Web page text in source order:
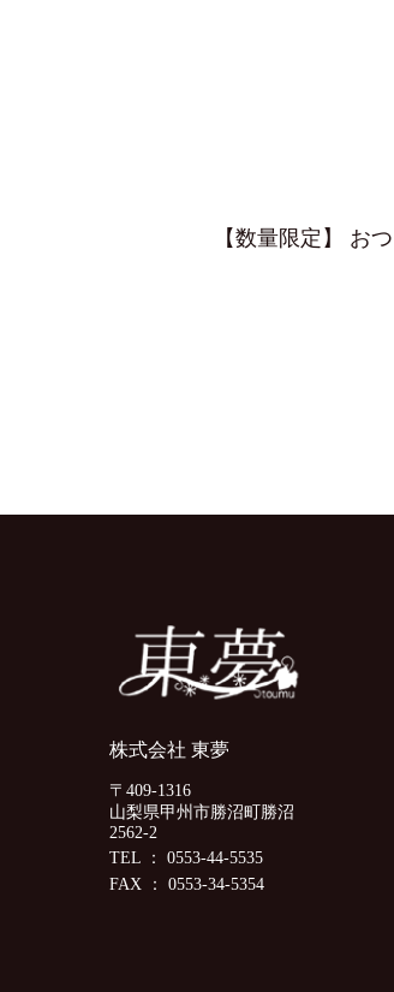
【数量限定】 お
株式会社 東夢
〒409-1316
山梨県甲州市勝沼町勝沼
2562-2
TEL ： 0553-44-5535
FAX ： 0553-34-5354